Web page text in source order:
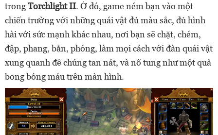
trongTorchlight II. Ở đó, game ném bạn vào một
chiến trường với những quái vật đủ màu sắc, đủ hình
hài với sức mạnh khác nhau, nơi bạn sẽ chặt, chém,
đập, phang, bắn, phóng, làm mọi cách với đàn quái vật
xung quanh để chúng tan nát, và nổ tung như một quả
bong bóng máu trên màn hình.